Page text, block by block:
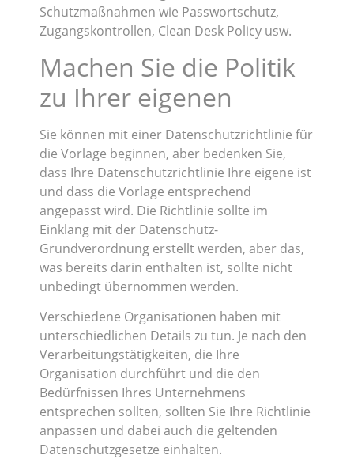
Schutzmaßnahmen wie Passwortschutz,
Zugangskontrollen, Clean Desk Policy usw.
Machen Sie die Politik
zu Ihrer eigenen
Sie können mit einer Datenschutzrichtlinie für
die Vorlage beginnen, aber bedenken Sie,
dass Ihre Datenschutzrichtlinie Ihre eigene ist
und dass die Vorlage entsprechend
angepasst wird. Die Richtlinie sollte im
Einklang mit der Datenschutz-
Grundverordnung erstellt werden, aber das,
was bereits darin enthalten ist, sollte nicht
unbedingt übernommen werden.
Verschiedene Organisationen haben mit
unterschiedlichen Details zu tun. Je nach den
Verarbeitungstätigkeiten, die Ihre
Organisation durchführt und die den
Bedürfnissen Ihres Unternehmens
entsprechen sollten, sollten Sie Ihre Richtlinie
anpassen und dabei auch die geltenden
Datenschutzgesetze einhalten.